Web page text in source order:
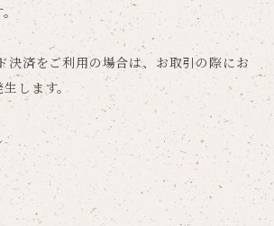
決済をご利用の場合は、お取引の際にお
します。